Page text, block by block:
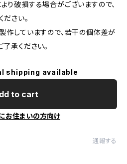
破損する場合がございますので、
さい。
していますので、若干の個体差が
承ください。
shipping available
to cart
お住まいの方向け
通報する